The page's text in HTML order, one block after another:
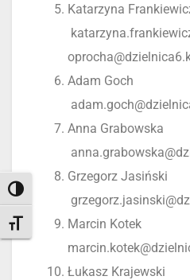
Toggle High Contrast
Toggle Font size
Katarzyna
Adam
Anna
Grzegorz
Marcin
Łukasz